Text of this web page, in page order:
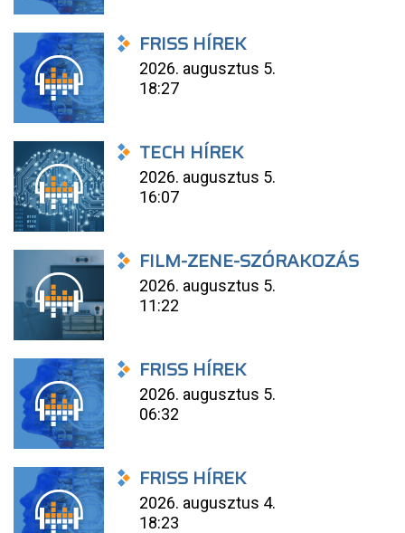
FRISS HÍREK
2026. augusztus 5.
18:27
TECH HÍREK
2026. augusztus 5.
16:07
FILM-ZENE-SZÓRAKOZÁS
2026. augusztus 5.
11:22
FRISS HÍREK
2026. augusztus 5.
06:32
FRISS HÍREK
2026. augusztus 4.
18:23